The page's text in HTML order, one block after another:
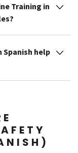
Training in
Spanish help